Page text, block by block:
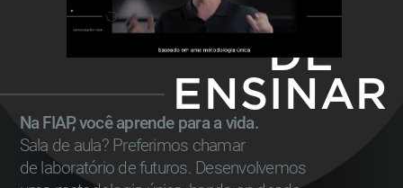
Noturno: 19h20 às 22h55
3 dias presenciais
1 diacom aulas ao vivo
Nano Courses
DE
ENSINAR
Na FIAP, você aprende para a vida.
Sala de aula? Preferimos chamar
de laboratório de futuros. Desenvolvemos